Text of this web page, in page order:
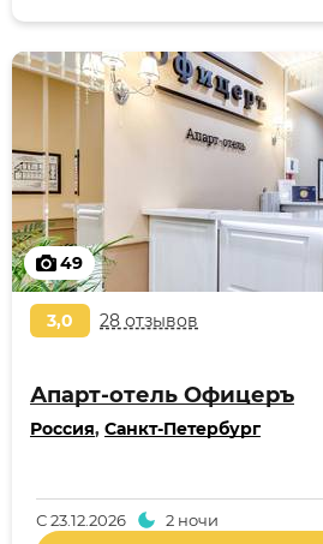
49
3,0 28 отзывов
Апарт-отель Офицеръ
Россия, Санкт-Петербург
С23.12.2026 2 ночи